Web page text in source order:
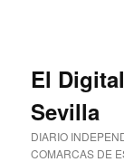
El
Sevilla
DIARIO
COMARCAS DE